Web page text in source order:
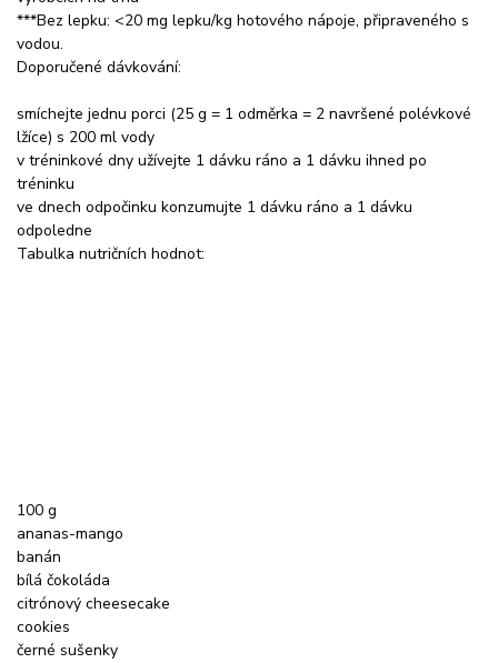
***Bez lepku: <20 mg lepku/kg hotového nápoje, připraveného s
vodou.
Doporučené dávkování:
smíchejte jednu porci (25 g = 1 odměrka = 2 navršené polévkové
lžíce) s 200 ml vody
v tréninkové dny užívejte 1 dávku ráno a 1 dávku ihned po
tréninku
ve dnech odpočinku konzumujte 1 dávku ráno a 1 dávku
odpoledne
Tabulka nutričních hodnot:
100 g
ananas-mango
banán
bílá čokoláda
citrónový cheesecake
cookies
černé sušenky